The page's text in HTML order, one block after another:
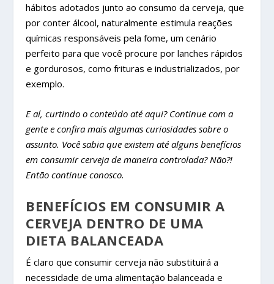
hábitos adotados junto ao consumo da cerveja, que
por conter álcool, naturalmente estimula reações
químicas responsáveis pela fome, um cenário
perfeito para que você procure por lanches rápidos
e gordurosos, como frituras e industrializados, por
exemplo.
E aí, curtindo o conteúdo até aqui? Continue com a
gente e confira mais algumas curiosidades sobre o
assunto. Você sabia que existem até alguns benefícios
em consumir cerveja de maneira controlada? Não?!
Então continue conosco.
BENEFÍCIOS EM CONSUMIR A
CERVEJA DENTRO DE UMA
DIETA BALANCEADA
É claro que consumir cerveja não substituirá a
necessidade de uma alimentação balanceada e